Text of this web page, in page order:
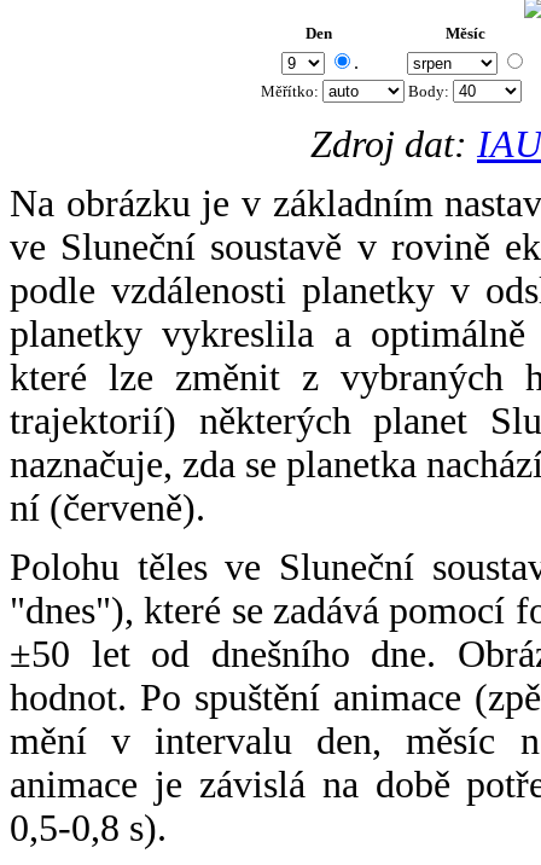
Den Měsíc
.
Měřítko: Body:
Zdroj dat:
Na obrázku je v základním
ve Sluneční soustavě v rovině
podle vzdálenosti planetky v
planetky vykreslila a
které lze změnit z vybraných
trajektorií) některých planet
naznačuje, zda se planetka
ní (červeně).
Polohu těles ve Sluneční
"dnes"), které se zadává pomocí
±50 let od dnešního dne.
hodnot. Po spuštění animace
mění v intervalu den, měsíc
animace je závislá na době
0,5-0,8 s).